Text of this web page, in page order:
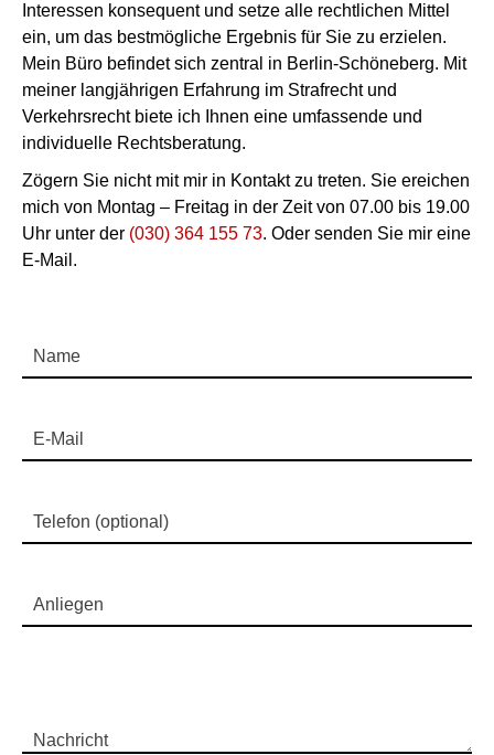
Interessen konsequent und setze alle rechtlichen Mittel
ein, um das bestmögliche Ergebnis für Sie zu erzielen.
Mein Büro befindet sich zentral in Berlin-Schöneberg. Mit
meiner langjährigen Erfahrung im Strafrecht und
Verkehrsrecht biete ich Ihnen eine umfassende und
individuelle Rechtsberatung.
Zögern Sie nicht mit mir in Kontakt zu treten. Sie ereichen
mich von Montag – Freitag in der Zeit von 07.00 bis 19.00
Uhr unter der (030) 364 155 73. Oder senden Sie mir eine
E-Mail.
Name
E-Mail
Telefon (optional)
Anliegen
Nachricht